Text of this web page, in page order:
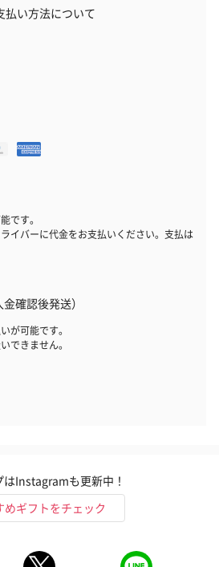
・サプリを同梱してお届けいたしま
払い方法について
です。
イバーに代金をお支払いください。支払は
確認後発送）
が可能です。
できません。
はInstagramも更新中！
めギフトをチェック